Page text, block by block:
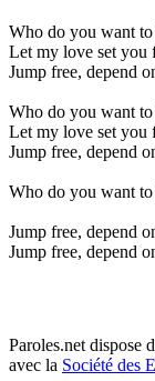
Who do you want to
Let my love set you
Jump free, depend
Who do you want to
Let my love set you
Jump free, depend
Who do you want to
Jump free, depend
Jump free, depend
Paroles.net dispose
avec la Société des